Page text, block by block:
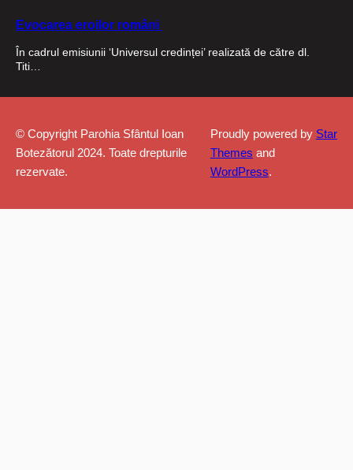
Evocarea eroilor români
În cadrul emisiunii ‘Universul credinței’ realizată de către dl.
Titi…
© Copyright Parohia Sfântul Ioan
Botezătorul 2024. Toate drepturile
rezervate.
Proudly powered by Star
Themes and
WordPress.